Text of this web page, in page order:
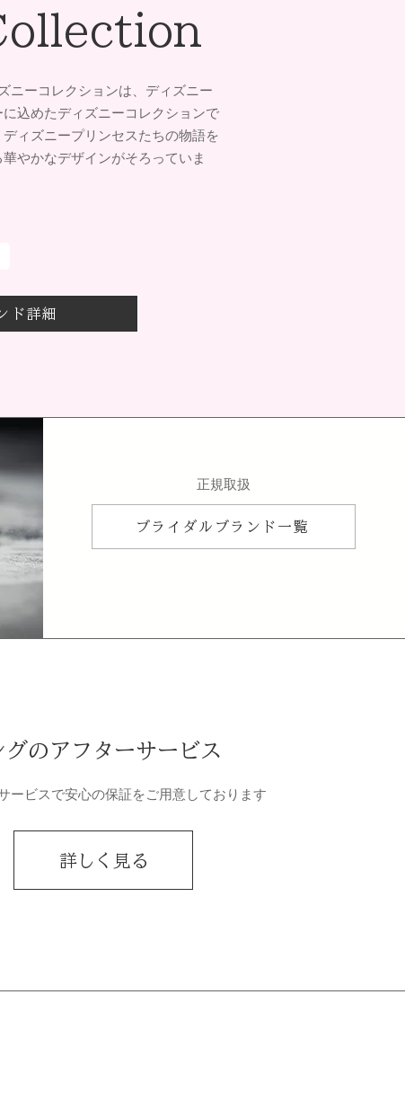
ニーコレクションは、ディズニー
込めたディズニーコレクションで
ィズニープリンセスたちの物語を
やかなデザインがそろっていま
ド詳細
​正規取扱
ブライダルブランド一覧
詳しく見る
ービスで安心の保証をご用意しております
のアフターサービス